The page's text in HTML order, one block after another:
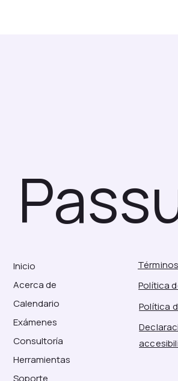
Inicio
Acerca de
Calendario
Exámenes
Consultoría
Herramientas
Política
Política